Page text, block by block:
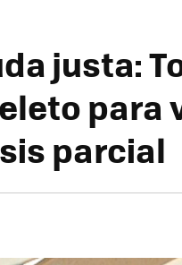
justa:
para
parcial